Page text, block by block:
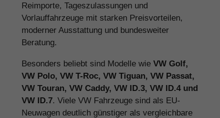
Reimporte, Tageszulassungen und
Vorlauffahrzeuge mit starken Preisvorteilen,
moderner Ausstattung und bundesweiter
Beratung.
Besonders beliebt sind Modelle wie VW Golf,
VW Polo, VW T-Roc, VW Tiguan, VW Passat,
VW Touran, VW Caddy, VW ID.3, VW ID.4 und
VW ID.7. Viele VW Fahrzeuge sind als EU-
Neuwagen deutlich günstiger als vergleichbare